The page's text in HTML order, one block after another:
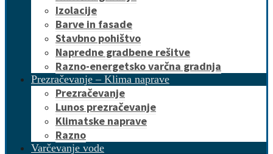
Izolacije
Barve in fasade
Stavbno pohištvo
Napredne gradbene rešitve
Razno-energetsko varčna gradnja
Prezračevanje – Klima naprave
Prezračevanje
Lunos prezračevanje
Klimatske naprave
Razno
Varčevanje vode